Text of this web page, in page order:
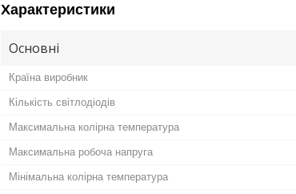
Характеристики
Основні
Країна виробник
Кількість світлодіодів
Максимальна колірна температура
Максимальна робоча напруга
Мінімальна колірна температура